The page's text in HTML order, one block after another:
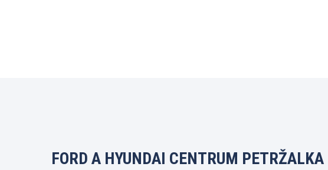
FORD A HYUNDAI CENTRUM PETRŽALKA